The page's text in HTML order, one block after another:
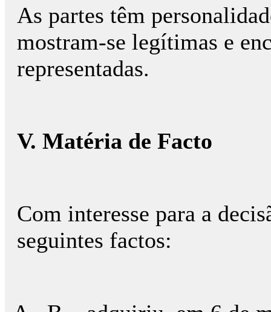
As partes têm
mostram-se legítimas e
representadas.
V. Matéria de Facto
Com interesse para a
seguintes factos: